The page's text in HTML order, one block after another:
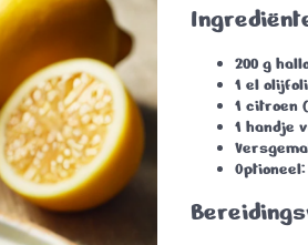
200 g
1 el
1 citroen
1 handje